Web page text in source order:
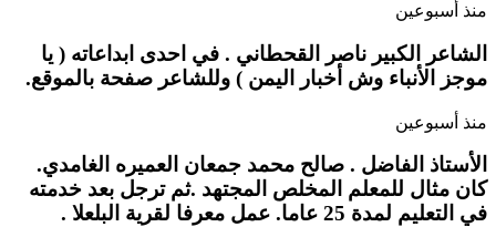
منذ أسبوعين
الشاعر الكبير ناصر القحطاني . في احدى ابداعاته ( يا
موجز الأنباء وش أخبار اليمن ) وللشاعر صفحة بالموقع.
منذ أسبوعين
الأستاذ الفاضل . صالح محمد جمعان العميره الغامدي.
كان مثال للمعلم المخلص المجتهد .ثم ترجل بعد خدمته
في التعليم لمدة 25 عاما. عمل معرفا لقرية البلعلا .